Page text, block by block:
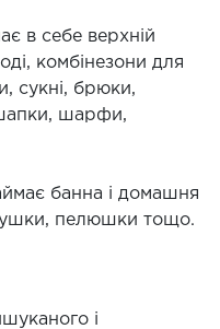
в себе верхній
комбінезони для
сукні, брюки,
шапки, шарфи,
банна і домашня
пелюшки тощо.
і